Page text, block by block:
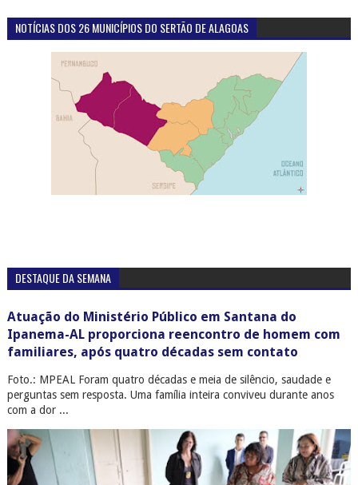
NOTÍCIAS DOS 26 MUNICÍPIOS DO SERTÃO DE ALAGOAS
DESTAQUE DA SEMANA
Atuação do Ministério Público em Santana do
Ipanema-AL proporciona reencontro de homem com
familiares, após quatro décadas sem contato
Foto.: MPEAL Foram quatro décadas e meia de silêncio, saudade e
perguntas sem resposta. Uma família inteira conviveu durante anos
com a dor ...